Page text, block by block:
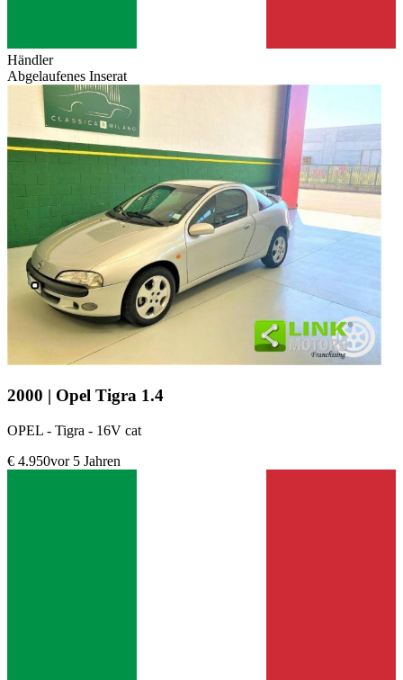
Händler
Abgelaufenes Inserat
2000 | Opel Tigra 1.4
OPEL - Tigra - 16V cat
€ 4.950vor 5 Jahren